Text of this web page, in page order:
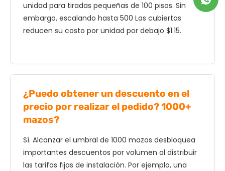
unidad para tiradas pequeñas de 100 pisos. Sin
embargo, escalando hasta 500 Las cubiertas
reducen su costo por unidad por debajo $1.15.
¿Puedo obtener un descuento en el
precio por realizar el pedido? 1000+
mazos?
Sí. Alcanzar el umbral de 1000 mazos desbloquea
importantes descuentos por volumen al distribuir
las tarifas fijas de instalación. Por ejemplo, una